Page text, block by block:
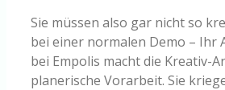
Sie müssen also gar nicht so
bei einer normalen Demo – Ihr
bei Empolis macht die Kreativ-
planerische Vorarbeit. Sie